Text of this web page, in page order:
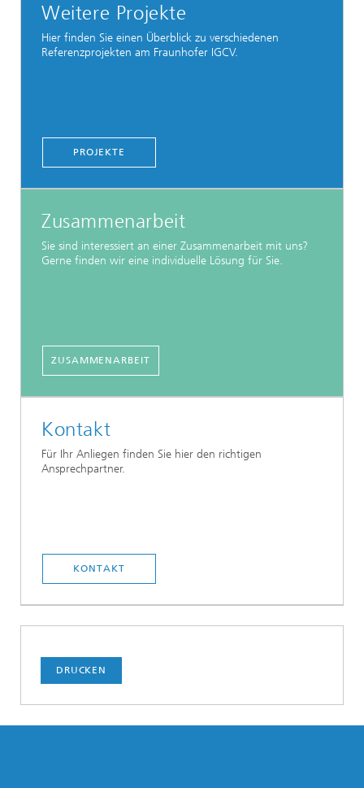
Weitere Projekte
Hier finden Sie einen Überblick zu verschiedenen
Referenzprojekten am Fraunhofer IGCV.
PROJEKTE
Zusammenarbeit
Sie sind interessiert an einer Zusammenarbeit mit uns?
Gerne finden wir eine individuelle Lösung für Sie.
ZUSAMMENARBEIT
Kontakt
Für Ihr Anliegen finden Sie hier den richtigen
Ansprechpartner.
KONTAKT
DRUCKEN